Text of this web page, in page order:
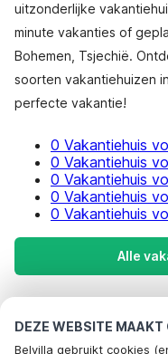
DEZE WEBSITE MAAKT
Belvilla gebruikt cookies
uitzonderlijke
minute vakanties of
Bohemen, Tsjechië.
soorten vakantiehuizen
perfecte vakantie!
0 Vakantiehuis
0 Vakantiehuis
0 Vakantiehuis
0 Vakantiehuis
0 Vakantiehuis
Alle
Meest populaire
vakantie